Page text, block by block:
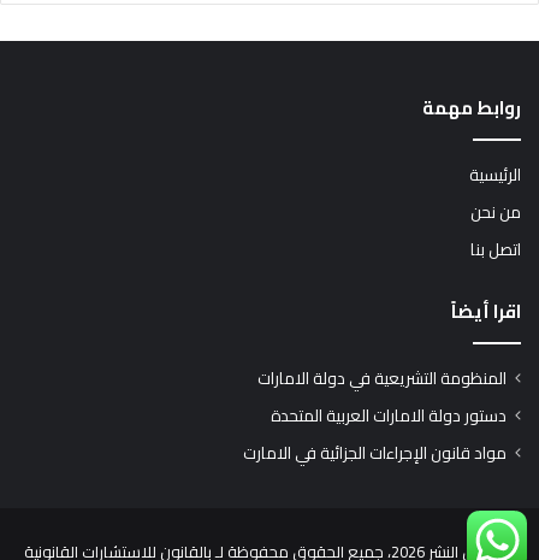
روابط مهمة
الرئيسية
من نحن
اتصل بنا
اقرا أيضاً
المنظومة التشريعية في دولة الامارات
دستور دولة الامارات العربية المتحدة
مواد قانون الإجراءات الجزائية في الامارت
© حقوق النشر 2026، جميع الحقوق محفوظة لـ بالقانون للاستشارات القانونية